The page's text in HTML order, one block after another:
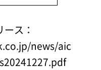
ス：
news/aic